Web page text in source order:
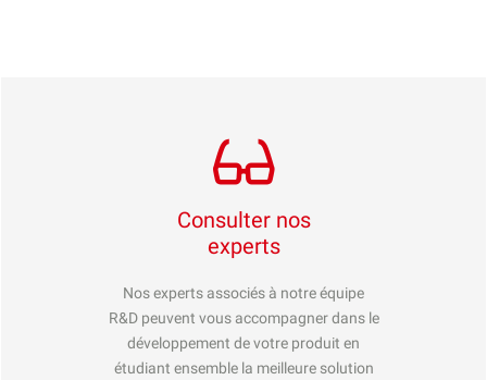
Consulter nos
experts
Nos experts associés à notre équipe
R&D peuvent vous accompagner dans le
développement de votre produit en
étudiant ensemble la meilleure solution